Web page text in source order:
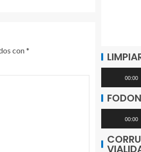
con*
de
00:00
de
audio
00:00